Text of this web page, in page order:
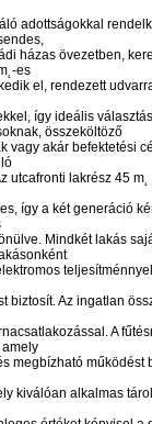
adottságokkal
házas övezetben,
es
el, rendezett
így ideális
összeköltöző
vagy akár befektetési
utcafronti lakrész 45
es, így a két generáció
Mindkét lakás
biztosít. Az ingatlan
A
megbízható működést
kiválóan alkalmas